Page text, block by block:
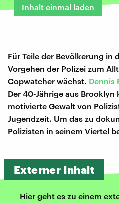
Inhalt einmal laden
Für Teile der Bevölkerung in
Vorgehen der Polizei zum
Copwatcher wächst. Dennis
Der 40-Jährige aus Brooklyn
motivierte Gewalt von
Jugendzeit. Um das zu
Polizisten in seinem Viertel
Externer Inhalt
Hier geht es zu einem